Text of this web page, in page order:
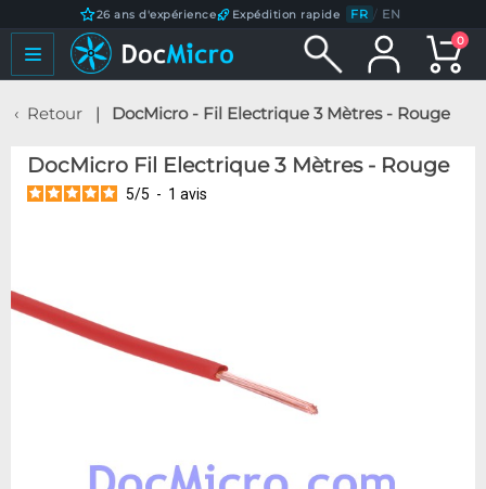
26 ans d'expérience Expédition rapide FR / EN
0
Retour DocMicro - Fil Electrique 3 Mètres - Rouge
DocMicro Fil Electrique 3 Mètres - Rouge
5/5 - 1 avis